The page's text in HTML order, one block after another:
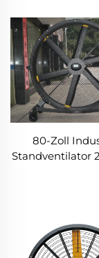
80-Zoll
Standventilator
220V/